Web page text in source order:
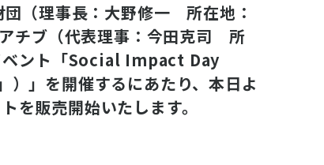
（理事長：大野修一 所在地：
チブ（代表理事：今田克司 所
ベント「Social Impact Day
」を開催するにあたり、本日よ
を販売開始いたします。